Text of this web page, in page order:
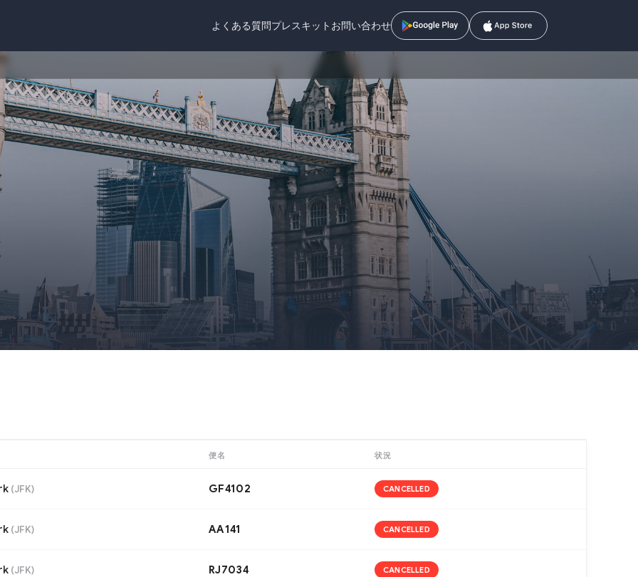
よくある質問プレスキット お問い合わせ
便名 状況
(JFK) GF4102 CANCELLED
(JFK) AA141 CANCELLED
(JFK) RJ7034 CANCELLED